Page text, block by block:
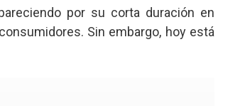
por su corta duración en
Sin embargo, hoy está